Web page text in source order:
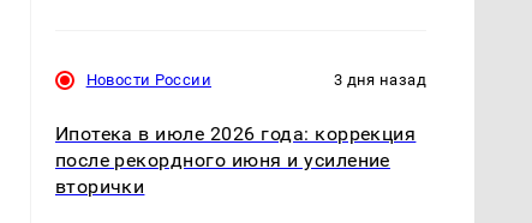
Новости России 3 дня назад
Ипотека в июле 2026 года: коррекция
после рекордного июня и усиление
вторички